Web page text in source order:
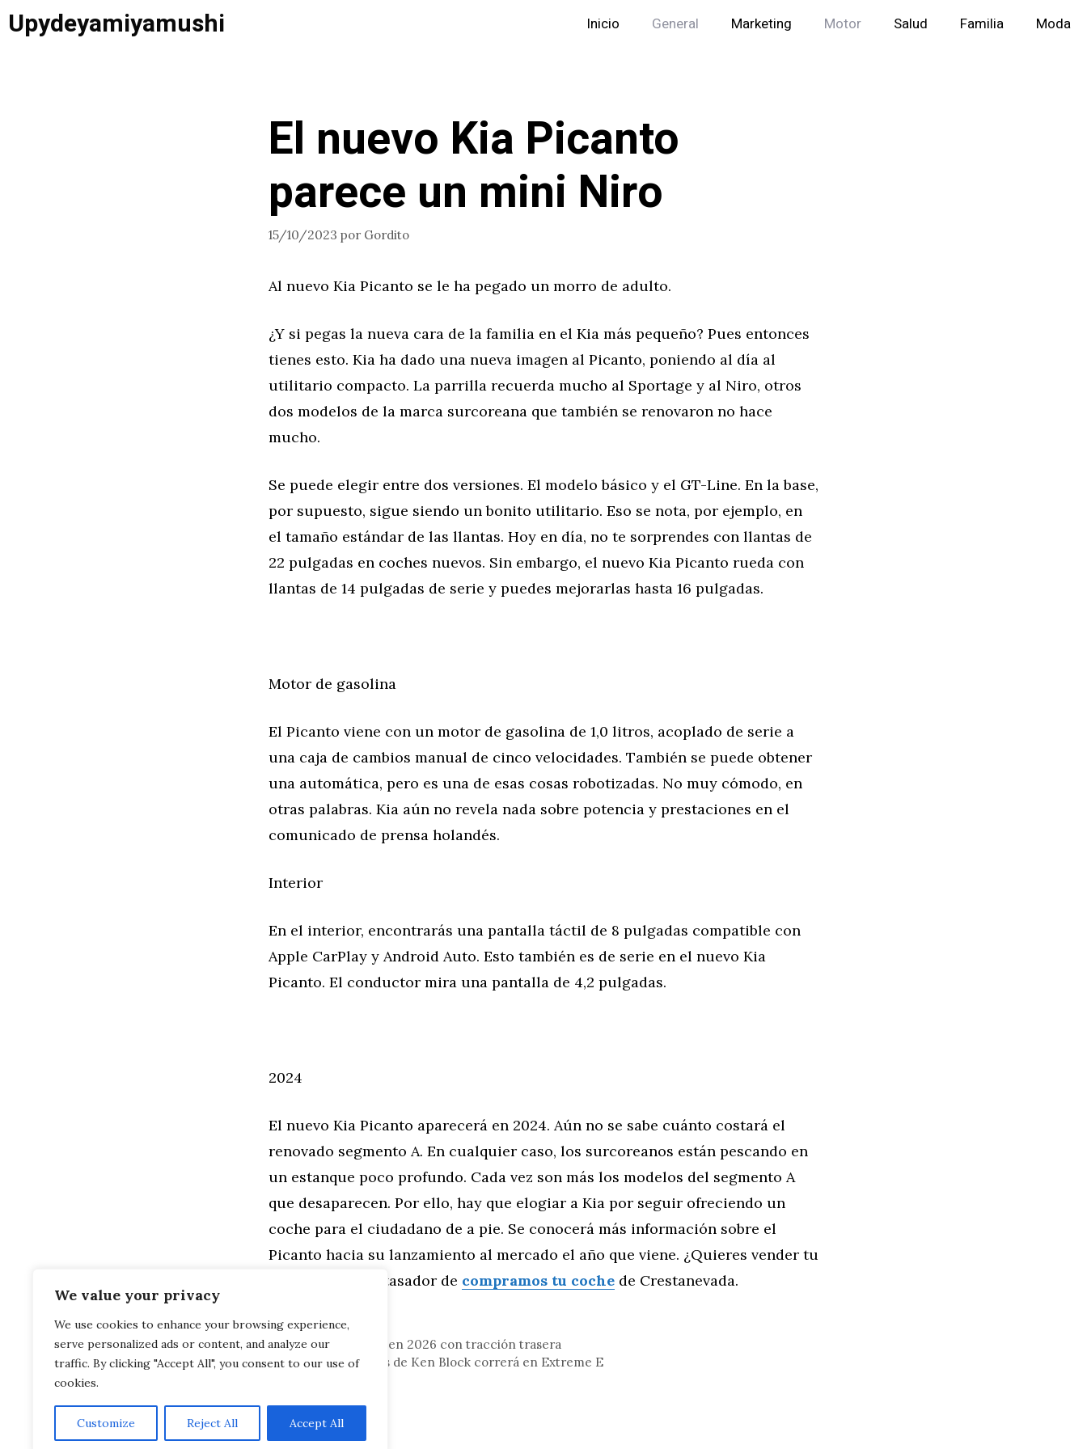
We value your privacy
We use cookies to enhance your browsing experience,
serve personalized ads or content, and analyze our
traffic. By clicking "Accept All", you consent to our use of
cookies.
Customize Reject All Accept All
Saltar
Upydeyamiyamushi Inicio General Marketing Motor Salud Familia Moda
El nuevo Kia Picanto
parece un mini Niro
15/10/2023 por Gordito
Al nuevo Kia Picanto se le ha pegado un morro de adulto.
¿Y si pegas la nueva cara de la familia en el Kia más pequeño? Pues entonces
tienes esto. Kia ha dado una nueva imagen al Picanto, poniendo al día al
utilitario compacto. La parrilla recuerda mucho al Sportage y al Niro, otros
dos modelos de la marca surcoreana que también se renovaron no hace
mucho.
Se puede elegir entre dos versiones. El modelo básico y el GT-Line. En la base,
por supuesto, sigue siendo un bonito utilitario. Eso se nota, por ejemplo, en
el tamaño estándar de las llantas. Hoy en día, no te sorprendes con llantas de
22 pulgadas en coches nuevos. Sin embargo, el nuevo Kia Picanto rueda con
llantas de 14 pulgadas de serie y puedes mejorarlas hasta 16 pulgadas.
Motor de gasolina
El Picanto viene con un motor de gasolina de 1,0 litros, acoplado de serie a
una caja de cambios manual de cinco velocidades. También se puede obtener
una automática, pero es una de esas cosas robotizadas. No muy cómodo, en
otras palabras. Kia aún no revela nada sobre potencia y prestaciones en el
comunicado de prensa holandés.
Interior
En el interior, encontrarás una pantalla táctil de 8 pulgadas compatible con
Apple CarPlay y Android Auto. Esto también es de serie en el nuevo Kia
Picanto. El conductor mira una pantalla de 4,2 pulgadas.
2024
El nuevo Kia Picanto aparecerá en 2024. Aún no se sabe cuánto costará el
renovado segmento A. En cualquier caso, los surcoreanos están pescando en
un estanque poco profundo. Cada vez son más los modelos del segmento A
que desaparecen. Por ello, hay que elogiar a Kia por seguir ofreciendo un
coche para el ciudadano de a pie. Se conocerá más información sobre el
Picanto hacia su lanzamiento al mercado el año que viene. ¿Quieres vender tu
coche? Visita el tasador de compramos tu coche de Crestanevada.
Categorías
General,Motor
El Alfa SZ vuelve en 2026 con tracción trasera
La hija de 16 años de Ken Block correrá en Extreme E